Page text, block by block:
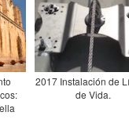
2017 Instalación de
de Vida.